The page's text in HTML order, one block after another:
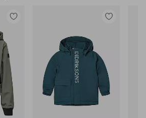
Lägg
favoriter
Lägg